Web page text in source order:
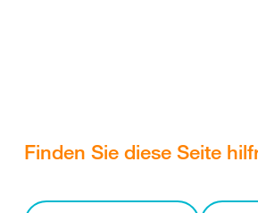
Finden Sie diese Seite